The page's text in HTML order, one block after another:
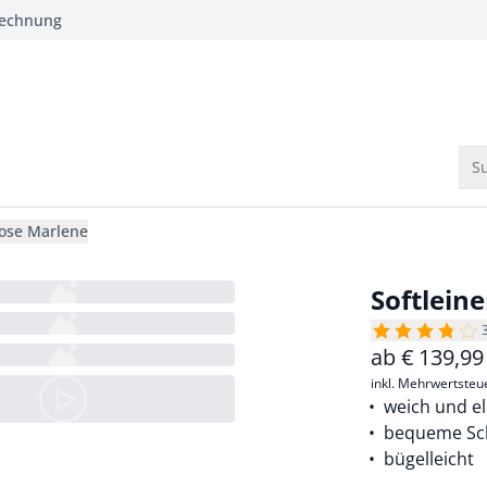
Marlene
ab€ 139,99
inkl.
weich und
bequeme
bügelleicht